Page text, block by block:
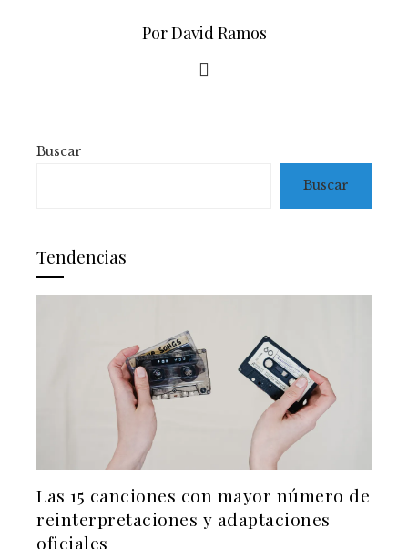
Por David Ramos
Buscar
Buscar
Tendencias
Las 15 canciones con mayor número de
reinterpretaciones y adaptaciones
oficiales